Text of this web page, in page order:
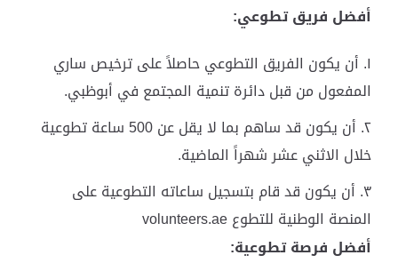
أفضل فريق تطوعي:
أن يكون الفريق التطوعي حاصلاً على ترخيص ساري
المفعول من قبل دائرة تنمية المجتمع في أبوظبي.
أن يكون قد ساهم بما لا يقل عن 500 ساعة تطوعية
خلال الاثني عشر شهراً الماضية.
أن يكون قد قام بتسجيل ساعاته التطوعية على
المنصة الوطنية للتطوع volunteers.ae
أفضل فرصة تطوعية: